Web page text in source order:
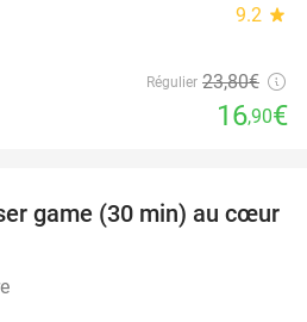
9.2 star
Régulier 23,80€
16,90€
45%
game (30 min) au cœur